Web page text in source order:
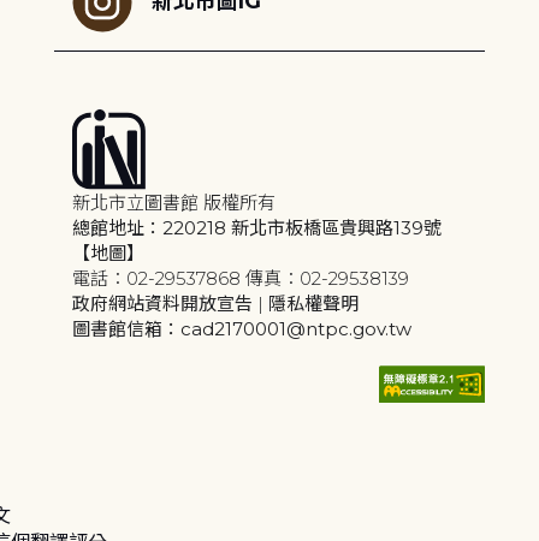
新北市立圖書館 版權所有
總館地址：220218 新北市板橋區貴興路139號
【地圖】
電話：02-29537868 傳真：02-29538139
政府網站資料開放宣告 | 隱私權聲明
圖書館信箱：cad2170001@ntpc.gov.tw